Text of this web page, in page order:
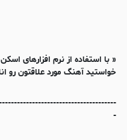
خواستید آهنگ مورد علاقتون رو
-